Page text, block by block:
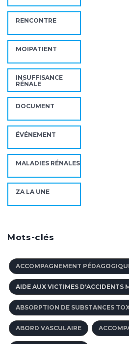
RENCONTRE
MOIPATIENT
INSUFFISANCE
RÉNALE
DOCUMENT
ÉVÉNEMENT
MALADIES RÉNALES
ZA LA UNE
Mots-clés
ACCOMPAGNEMENT
AIDE AUX VICTIMES D'ACCIDENTS
ABSORPTION DE SUBSTANCES
ABORD VASCULAIRE